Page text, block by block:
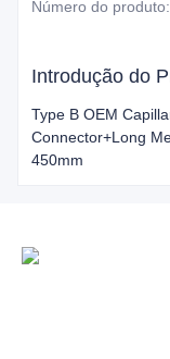
Número do produto:
Introdução do
Type B OEM
Connector+Long
450mm